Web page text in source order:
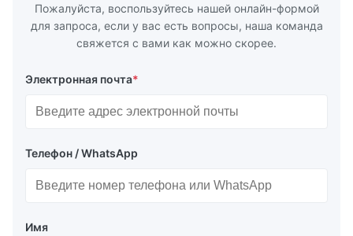
Пожалуйста, воспользуйтесь нашей онлайн-формой
для запроса, если у вас есть вопросы, наша команда
свяжется с вами как можно скорее.
Электронная почта*
Телефон / WhatsApp
Имя